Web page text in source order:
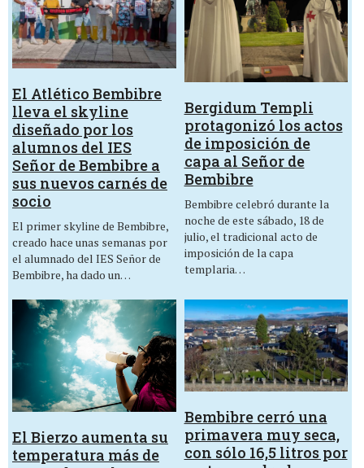
El Atlético Bembibre
lleva el skyline
diseñado por los
alumnos del IES
Señor de Bembibre a
sus nuevos carnés de
socio
El primer skyline de Bembibre,
creado hace unas semanas por
el alumnado del IES Señor de
Bembibre, ha dado un…
Bergidum Templi
protagonizó los actos
de imposición de
capa al Señor de
Bembibre
Bembibre celebró durante la
noche de este sábado, 18 de
julio, el tradicional acto de
imposición de la capa
templaria…
El Bierzo aumenta su
temperatura más de
Bembibre cerró una
primavera muy seca,
con sólo 16,5 litros por